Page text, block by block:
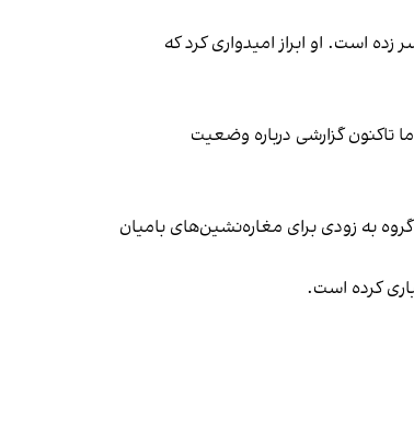
است. او ابراز امیدواری کرد که
تاکنون گزارشی درباره وضعیت
به زودی برای مغاره‌نشین‌های بامیان
کرده است.